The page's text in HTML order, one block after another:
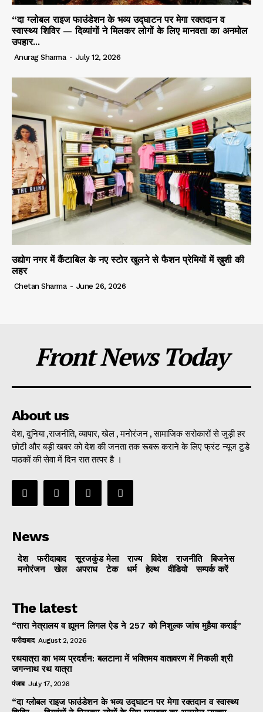
“दा ग्लोबल राइज फाउंडेशन के भव्य उद्घाटन पर मेगा रक्तदान व
स्वास्थ्य शिविर — दिव्यांगों ने मिलकर लोगों के लिए मानवता का अनमोल
उपहार...
Anurag Sharma - July 12, 2026
उद्योग नगर में कैंटाबिल के नए स्टोर खुलने से फैशन प्रेमियों में ख़ुशी की
लहर
Chetan Sharma - June 26, 2026
Front News Today
About us
देश, दुनिया ,राजनीति, व्यापार, खेल , मनोरंजन , सामाजिक सरोकारों से जुड़ी हर
छोटी और बड़ी खबर को देश की जनता तक रूबरू कराने के लिए फ्रंट न्यूज टुडे
पाठकों की सेवा में दिन रात तत्पर है ।
News
देश फरीदाबाद सूरजकुंड मेला राज्‍य विदेश राजनीति
बिजनेस
मनोरंजन
खेल अपराध टेक धर्म हेल्थ वीडियो सम्पर्क करें
The latest
“तारा नेत्रालय व ह्यूमन लिगल ऐड ने 257 को निशुल्क जांच मुहैया कराई”
फरीदाबाद August 2, 2026
रथयात्रा का भव्य प्रदर्शन: बलटाना में भक्तिमय वातावरण में निकली श्री
जगन्नाथ रथ यात्रा
पंजाब July 17, 2026
“दा ग्लोबल राइज फाउंडेशन के भव्य उद्घाटन पर मेगा रक्तदान व स्वास्थ्य